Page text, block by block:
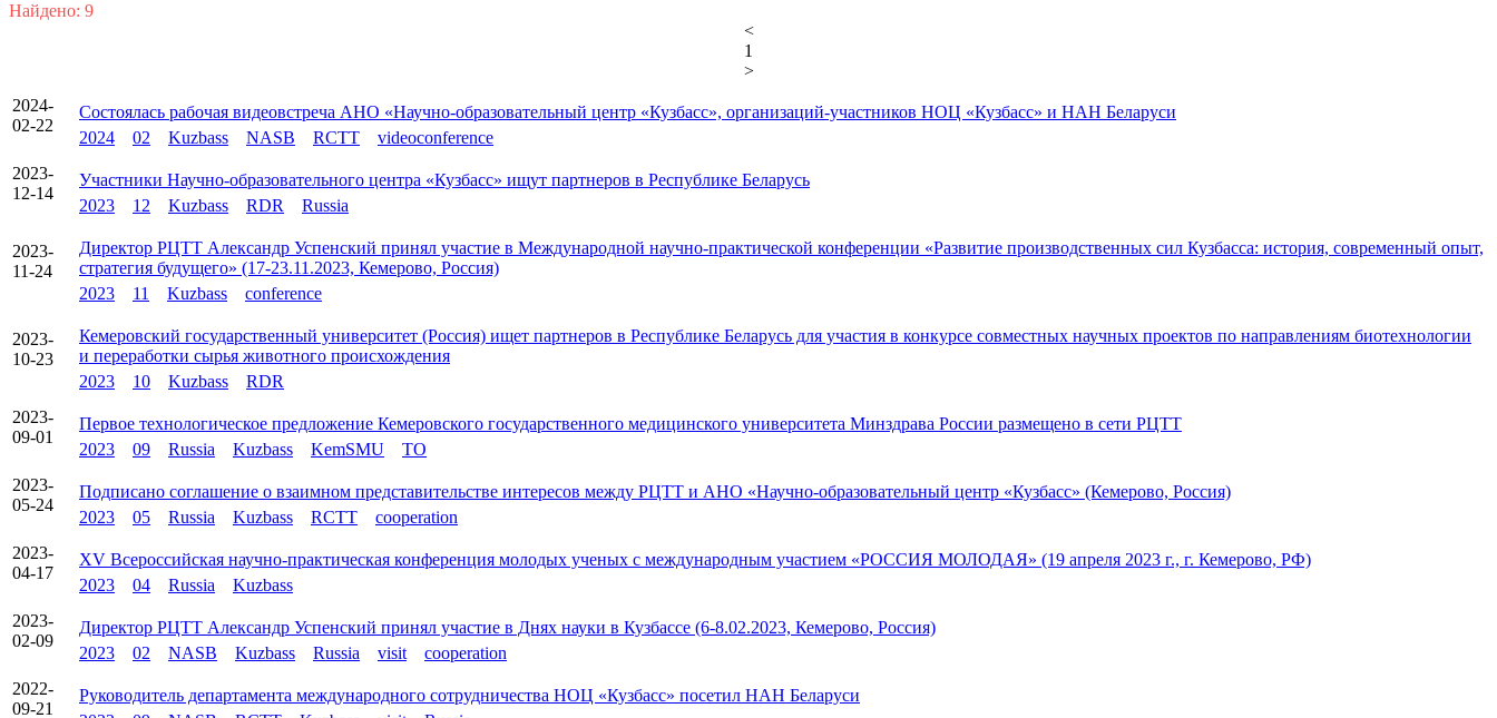
Найдено: 9
<
1
>
2024-
02-22
Состоялась рабочая видеовстреча АНО «Научно-образовательный центр «Кузбасс», организаций-участников НОЦ «Кузбасс» и НАН Беларуси
2024
02 Kuzbass NASB RCTT
videoconference
2023-
12-14
Участники Научно-образовательного центра «Кузбасс» ищут партнеров в Республике Беларусь
2023
12 Kuzbass RDR Russia
2023-
11-24
Директор РЦТТ Александр Успенский принял участие в Международной научно-практической конференции «Развитие производственных сил Кузбасса: история, современный опыт,
стратегия будущего» (17-23.11.2023, Кемерово, Россия)
2023
11 Kuzbass conference
2023-
10-23
Кемеровский государственный университет (Россия) ищет партнеров в Республике Беларусь для участия в конкурсе совместных научных проектов по направлениям биотехнологии
и переработки сырья животного происхождения
2023
10 Kuzbass
RDR
2023-
09-01
Первое технологическое предложение Кемеровского государственного медицинского университета Минздрава России размещено в сети РЦТТ
2023
09 Russia Kuzbass KemSMU
TO
2023-
05-24
Подписано соглашение о взаимном представительстве интересов между РЦТТ и АНО «Научно-образовательный центр «Кузбасс» (Кемерово, Россия)
2023
05 Russia Kuzbass RCTT
cooperation
2023-
04-17
XV Всероссийская научно-практическая конференция молодых ученых с международным участием «РОССИЯ МОЛОДАЯ» (19 апреля 2023 г., г. Кемерово, РФ)
2023
04 Russia
Kuzbass
2023-
02-09
Директор РЦТТ Александр Успенский принял участие в Днях науки в Кузбассе (6-8.02.2023, Кемерово, Россия)
2023
02 NASB Kuzbass Russia visit
cooperation
2022-
09-21
Руководитель департамента международного сотрудничества НОЦ «Кузбасс» посетил НАН Беларуси